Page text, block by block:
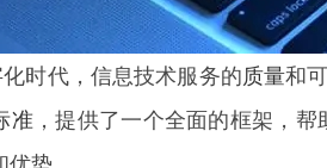
代，信息技术服务的质量和
准，提供了一个全面的框架，